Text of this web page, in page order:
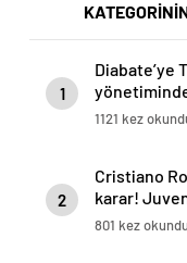
1
Diabate’ye
1121 kez
2
Cristiano
karar!
801 kez okundu